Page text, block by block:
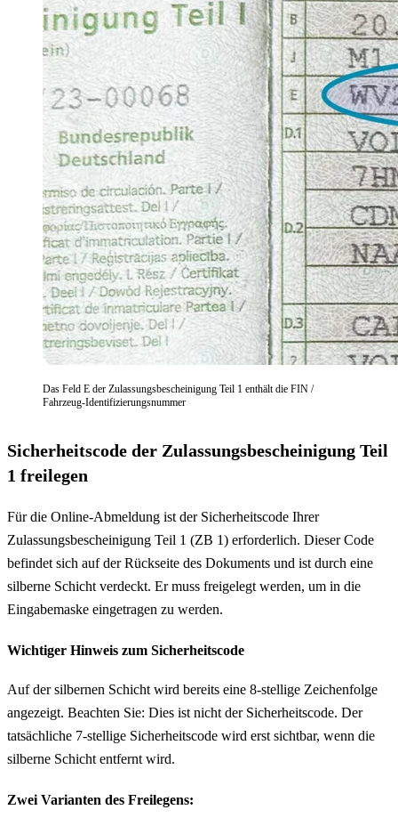
Das Feld E der Zulassungsbescheinigung Teil 1 enthält die FIN /
Fahrzeug-Identifizierungsnummer
Sicherheitscode der Zulassungsbescheinigung Teil
1 freilegen
Für die Online-Abmeldung ist der Sicherheitscode Ihrer
Zulassungsbescheinigung Teil 1 (ZB 1) erforderlich. Dieser Code
befindet sich auf der Rückseite des Dokuments und ist durch eine
silberne Schicht verdeckt. Er muss freigelegt werden, um in die
Eingabemaske eingetragen zu werden.
Wichtiger Hinweis zum Sicherheitscode
Auf der silbernen Schicht wird bereits eine 8-stellige Zeichenfolge
angezeigt. Beachten Sie: Dies ist nicht der Sicherheitscode. Der
tatsächliche 7-stellige Sicherheitscode wird erst sichtbar, wenn die
silberne Schicht entfernt wird.
Zwei Varianten des Freilegens: